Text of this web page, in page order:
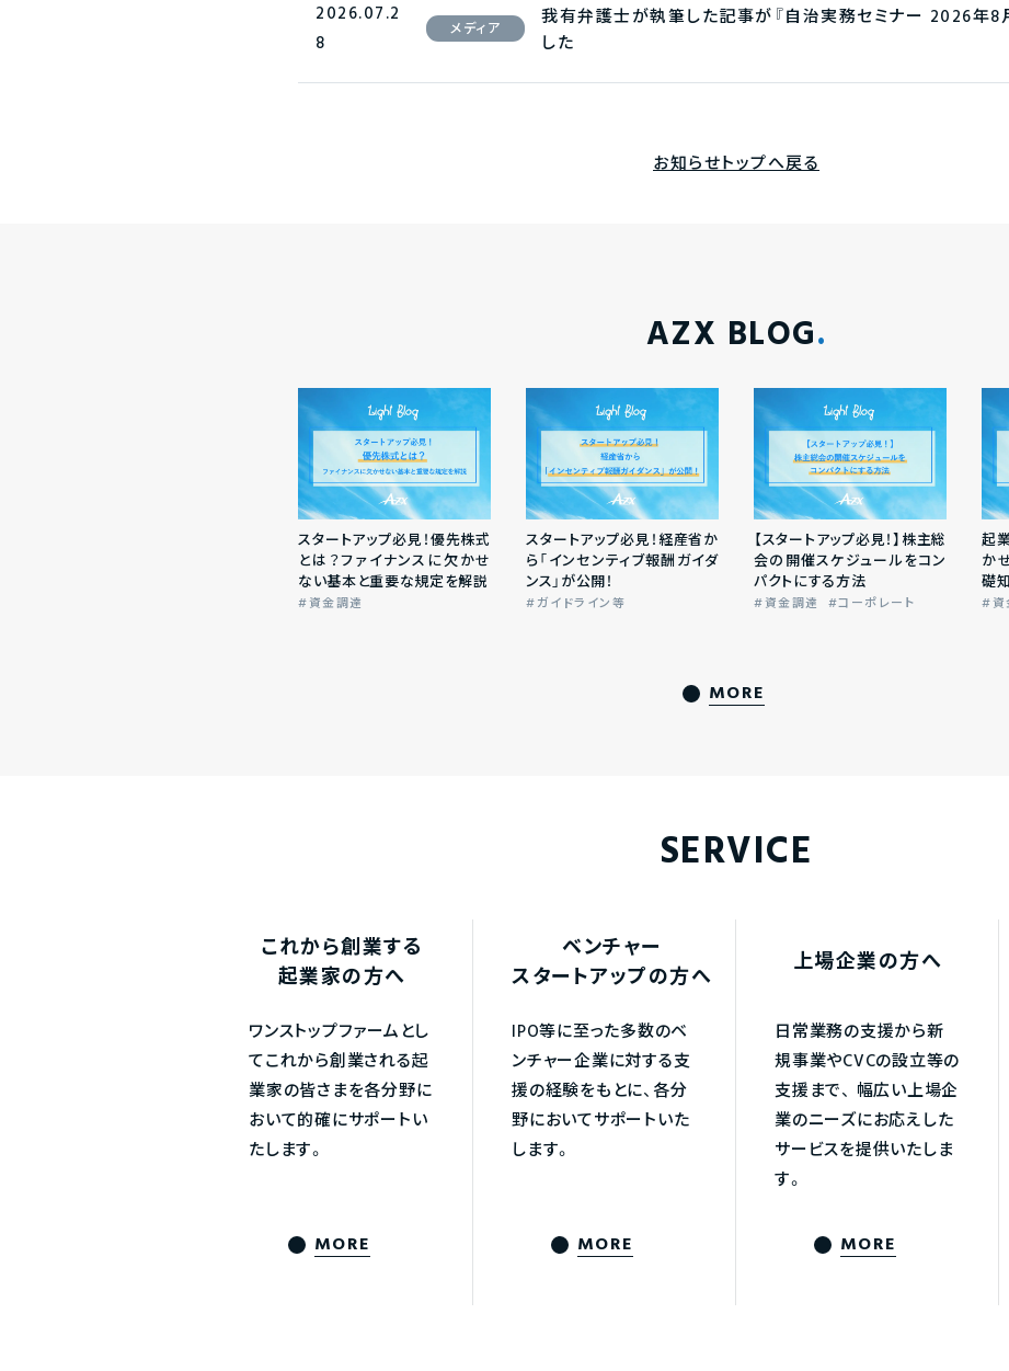
2026.07.2
8
メディア
我有弁護士が執筆した記事が『自治実務セミナー 2026年8
した
お知らせトップへ戻る
AZX BLOG
スタートアップ必見！優先株式
とは？ファイナンスに欠かせ
ない基本と重要な規定を解説
資金調達
スタートアップ必見！経産省か
ら「インセンティブ報酬ガイダ
ンス」が公開！
ガイドライン等
【スタートアップ必見！】株主総
会の開催スケジュールをコン
パクトにする方法
資金調達 コーポレート
起
か
礎
資
MORE
SERVICE
これから創業する
起業家の方へ
ワンストップファームとし
てこれから創業される起
業家の皆さまを各分野に
おいて的確にサポートい
たします。
MORE
ベンチャー
スタートアップの方へ
IPO等に至った多数のベ
ンチャー企業に対する支
援の経験をもとに、各分
野においてサポートいた
します。
MORE
上場企業の方へ
日常業務の支援から新
規事業やCVCの設立等の
支援まで、 幅広い上場企
業のニーズにお応えした
サービスを提供いたしま
す。
MORE